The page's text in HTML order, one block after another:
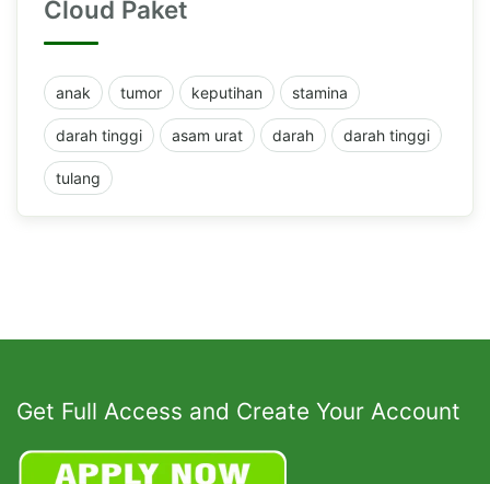
Cloud Paket
anak tumor keputihan stamina
darah tinggi asam urat darah darah tinggi
tulang
Get Full Access and Create Your Account